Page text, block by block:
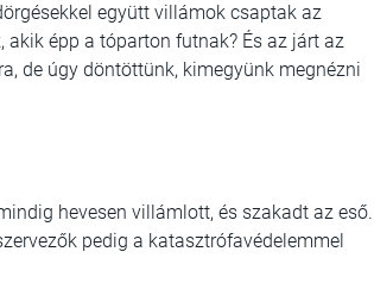
együtt villámok csaptak az
épp a tóparton futnak? És az járt az
de úgy döntöttünk, kimegyünk megnézni
hevesen villámlott, és szakadt az eső.
pedig a katasztrófavédelemmel